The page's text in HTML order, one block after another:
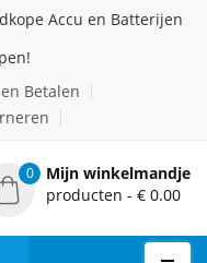
Accu en Batterijen
Betalen
0
Mijn winkelmandje
producten - € 0.00